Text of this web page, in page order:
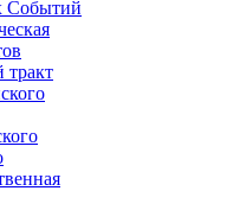
Событий
тракт